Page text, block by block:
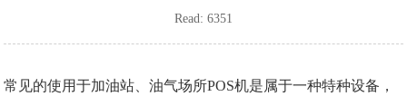
Read: 6351
常见的使用于加油站、油气场所POS机是属于一种特种设备，